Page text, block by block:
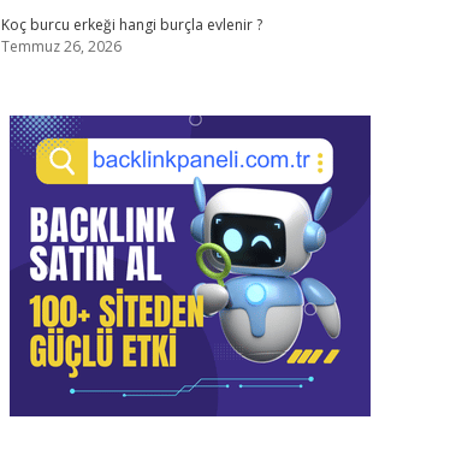
Koç burcu erkeği hangi burçla evlenir ?
Temmuz 26, 2026